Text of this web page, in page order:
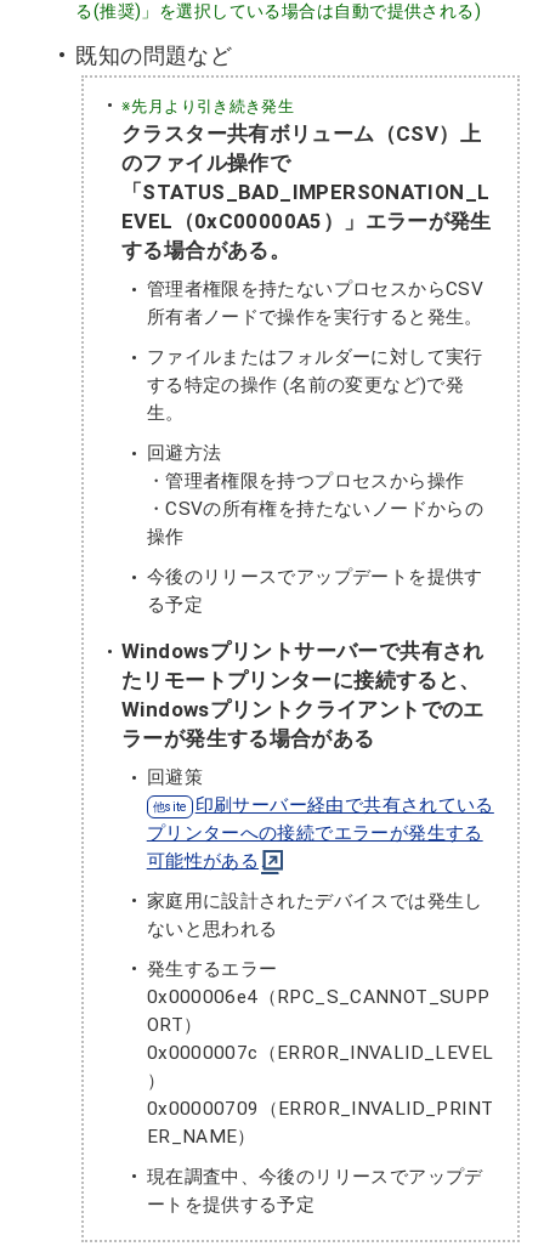
る(推奨)」を選択している場合は自動で提供される)
既知の問題など
※先月より引き続き発生
クラスター共有ボリューム（CSV）上
のファイル操作で
「STATUS_BAD_IMPERSONATION_L
EVEL（0xC00000A5）」エラーが発生
する場合がある。
管理者権限を持たないプロセスからCSV
所有者ノードで操作を実行すると発生。
ファイルまたはフォルダーに対して実行
する特定の操作 (名前の変更など)で発
生。
回避方法
・管理者権限を持つプロセスから操作
・CSVの所有権を持たないノードからの
操作
今後のリリースでアップデートを提供す
る予定
Windowsプリントサーバーで共有され
たリモートプリンターに接続すると、
Windowsプリントクライアントでのエ
ラーが発生する場合がある
回避策
印刷サーバー経由で共有されている
プリンターへの接続でエラーが発生する
可能性がある
家庭用に設計されたデバイスでは発生し
ないと思われる
発生するエラー
0x000006e4（RPC_S_CANNOT_SUPP
ORT）
0x0000007c（ERROR_INVALID_LEVEL
）
0x00000709（ERROR_INVALID_PRINT
ER_NAME）
現在調査中、今後のリリースでアップデ
ートを提供する予定